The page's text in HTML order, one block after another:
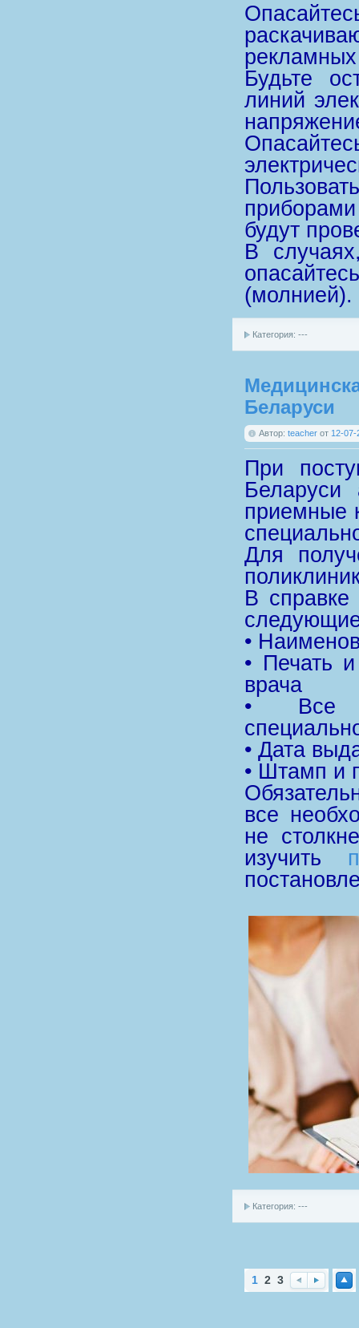
Будьте
линий
будут
В
(молнией).
Категория: ---
Беларуси
Автор: teacher от 12-07-
При
Беларуси
приемные
Для
В
•
• Печать
врача
• Все
• Дата
• Штамп и
все
не
изучить
Категория: ---
1 2 3